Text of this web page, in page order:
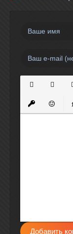
Вставить
Добавить